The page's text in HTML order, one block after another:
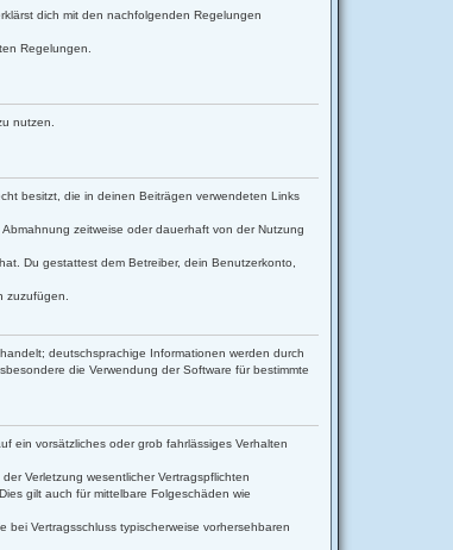
dich mit den nachfolgenden Regelungen
Regelungen.
nutzen.
besitzt, die in deinen Beiträgen verwendeten Links
zeitweise oder dauerhaft von der Nutzung
Du gestattest dem Betreiber, dein Benutzerkonto,
zuzufügen.
deutschsprachige Informationen werden durch
die Verwendung der Software für bestimmte
ein vorsätzliches oder grob fahrlässiges Verhalten
Verletzung wesentlicher Vertragspflichten
gilt auch für mittelbare Folgeschäden wie
Vertragsschluss typischerweise vorhersehbaren